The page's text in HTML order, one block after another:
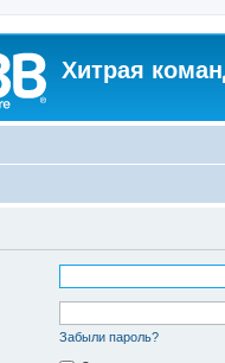
Хитрая
Забыли пароль?